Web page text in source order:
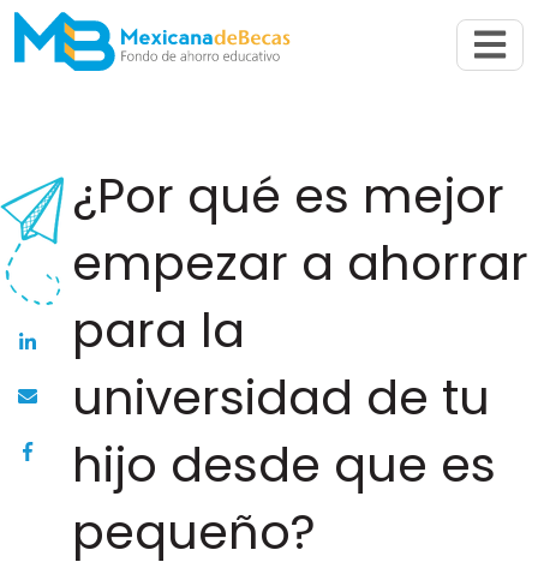
Abrir
¿Por qué es mejor
empezar a ahorrar
para la
universidad de tu
hijo desde que es
pequeño?